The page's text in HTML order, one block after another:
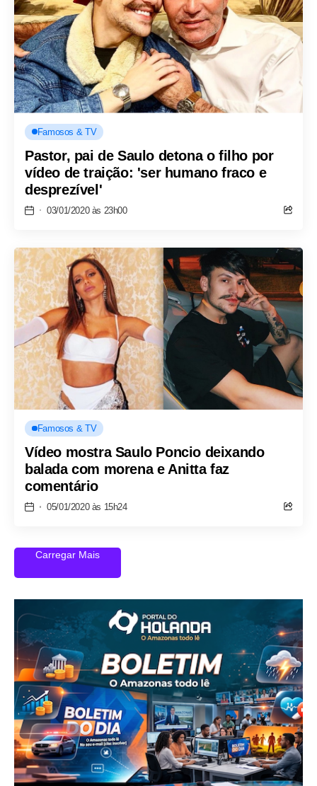
Famosos & TV
Pastor, pai de Saulo detona o filho por
vídeo de traição: 'ser humano fraco e
desprezível'
03/01/2020 às 23h00
Famosos & TV
Vídeo mostra Saulo Poncio deixando
balada com morena e Anitta faz
comentário
05/01/2020 às 15h24
Carregar Mais